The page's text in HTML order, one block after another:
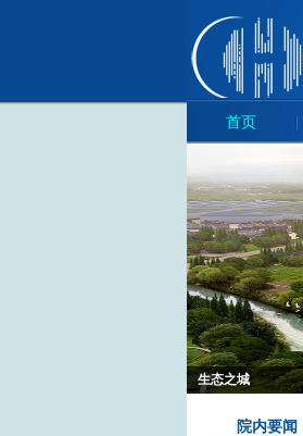
首页
生态之城
院内要闻